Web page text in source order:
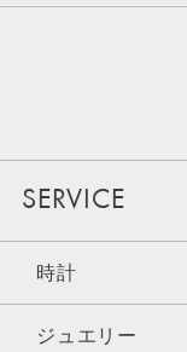
SERVICE
時計
ジュエリー